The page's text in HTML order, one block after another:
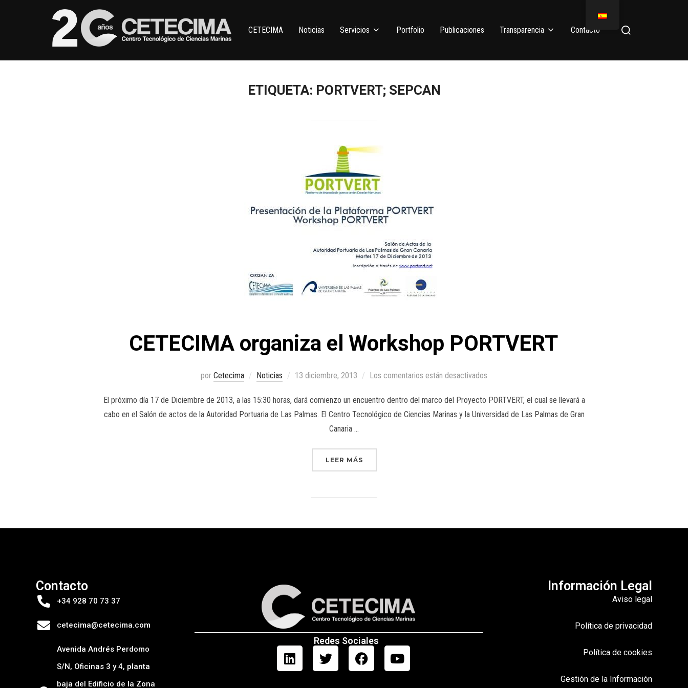
CETECIMA Noticias Servicios Portfolio Publicaciones Transparencia Contacto
ETIQUETA: PORTVERT; SEPCAN
CETECIMA organiza el Workshop PORTVERT
por Cetecima Noticias 13 diciembre, 2013 Los comentarios están desactivados
El próximo día 17 de Diciembre de 2013, a las 15:30 horas, dará comienzo un encuentro dentro del marco del Proyecto PORTVERT, el cual se llevará a
cabo en el Salón de actos de la Autoridad Portuaria de Las Palmas. El Centro Tecnológico de Ciencias Marinas y la Universidad de Las Palmas de Gran
Canaria …
LEER MÁS
Contacto
+34 928 70 73 37
cetecima@cetecima.com
Avenida Andrés Perdomo
S/N, Oficinas 3 y 4, planta
baja del Edificio de la Zona
Redes Sociales
Información Legal
Aviso legal
Política de privacidad
Política de cookies
Gestión de la Información